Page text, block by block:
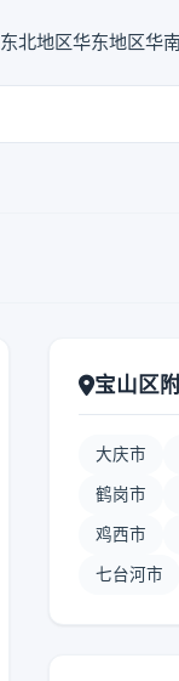
东北地区华东地区华
宝山区
大庆市
鹤岗市
鸡西市
七台河市